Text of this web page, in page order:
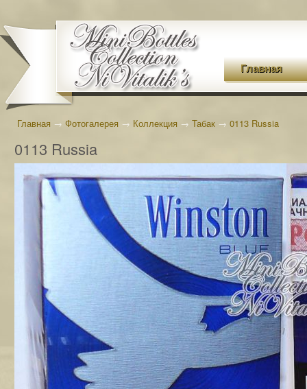
Главная
Главная → Фотогалерея → Коллекция → Табак → 0113 Russia
0113 Russia